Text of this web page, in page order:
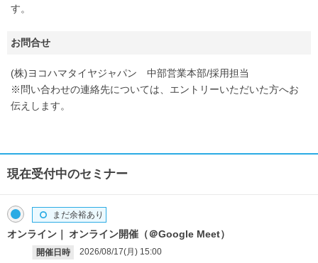
す。
お問合せ
(株)ヨコハマタイヤジャパン 中部営業本部/採用担当
※問い合わせの連絡先については、エントリーいただいた方へお
伝えします。
現在受付中のセミナー
オンライン オンライン開催（＠Google Meet）
開催日時 2026/08/17(月) 15:00
まだ余裕あり